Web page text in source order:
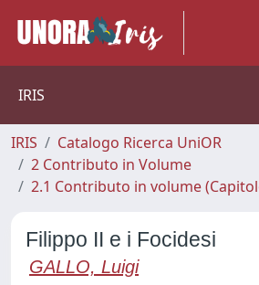
IRIS
IRIS
Catalogo Ricerca UniOR
2 Contributo in Volume
2.1 Contributo in volume
Filippo II e i Focidesi
GALLO, Luigi